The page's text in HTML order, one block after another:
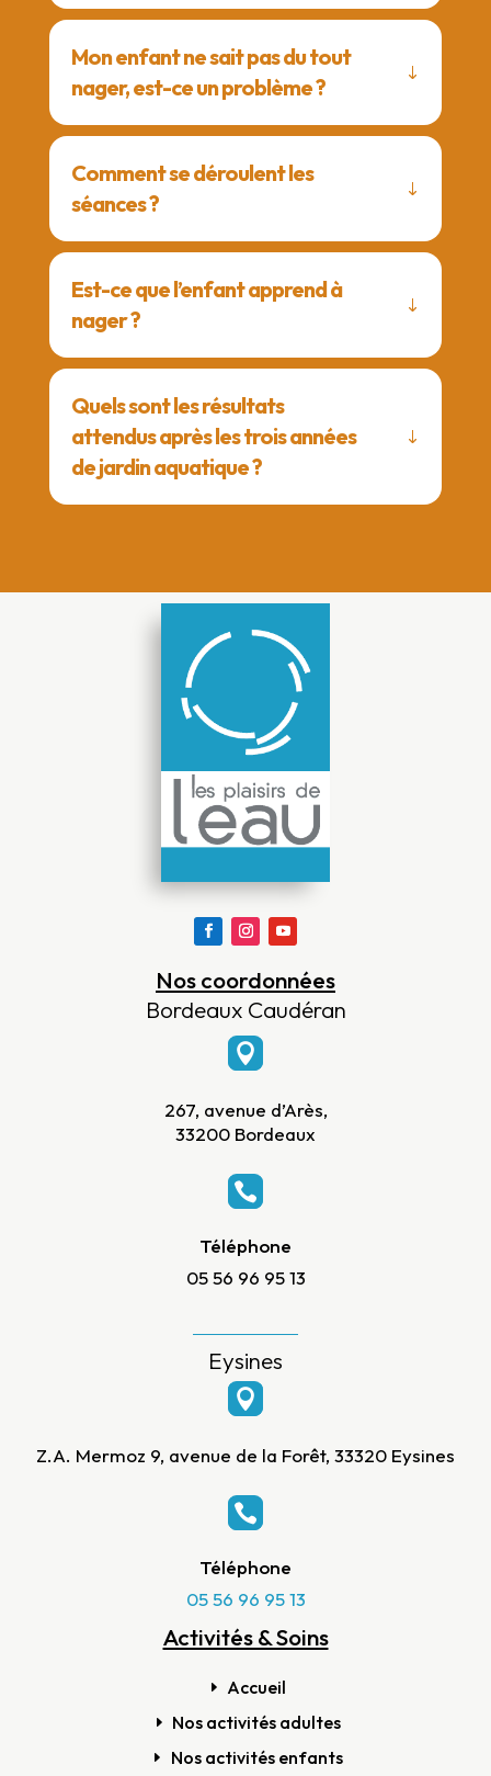
Mon enfant ne sait pas du tout
nager, est-ce un problème ?
Comment se déroulent les
séances ?
Est-ce que l’enfant apprend à
nager ?
Quels sont les résultats
attendus après les trois années
de jardin aquatique ?
Nos coordonnées
Bordeaux Caudéran

267, avenue d’Arès,
33200 Bordeaux

Téléphone
05 56 96 95 13
Eysines

Z.A. Mermoz 9, avenue de la Forêt, 33320 Eysines

Téléphone
05 56 96 95 13
Activités & Soins
Accueil
Nos activités adultes
Nos activités enfants